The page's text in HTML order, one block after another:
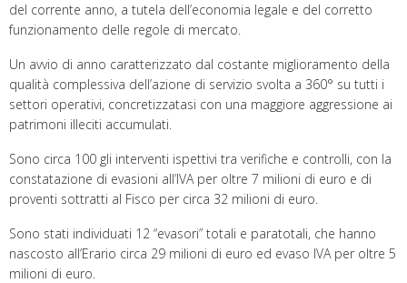
del corrente anno, a tutela dell’economia legale e del corretto
funzionamento delle regole di mercato.
Un avvio di anno caratterizzato dal costante miglioramento della
qualità complessiva dell’azione di servizio svolta a 360° su tutti i
settori operativi, concretizzatasi con una maggiore aggressione ai
patrimoni illeciti accumulati.
Sono circa 100 gli interventi ispettivi tra verifiche e controlli, con la
constatazione di evasioni all’IVA per oltre 7 milioni di euro e di
proventi sottratti al Fisco per circa 32 milioni di euro.
Sono stati individuati 12 “evasori” totali e paratotali, che hanno
nascosto all’Erario circa 29 milioni di euro ed evaso IVA per oltre 5
milioni di euro.